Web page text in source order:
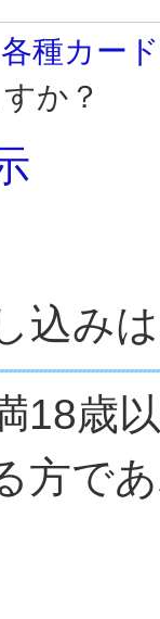
各種カー
か？
込み
18歳
方で